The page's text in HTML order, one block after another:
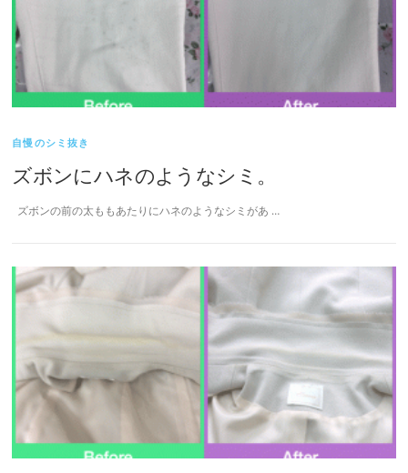
自慢のシミ抜き
ズボンにハネのようなシミ。
ズボンの前の太ももあたりにハネのようなシミがあ …